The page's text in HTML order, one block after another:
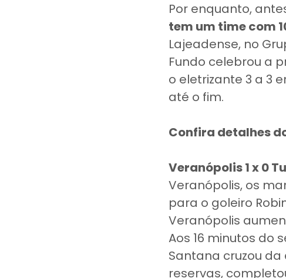
Por enquanto,
tem um time com
Lajeadense, no
Fundo celebrou a
o eletrizante 3 a 3
até o fim.
Confira detalhes
Veranópolis 1 x 0
Veranópolis, os
para o goleiro
Veranópolis
Aos 16 minutos do
Santana cruzou
reservas,